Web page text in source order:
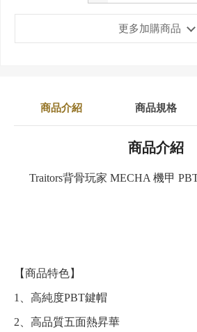
更多加購商品
商品介紹 商品規格
商品介紹
Traitors背骨玩家 MECHA 機甲
【商品特色】
1、高純度PBT鍵帽
2、高品質五面熱昇華